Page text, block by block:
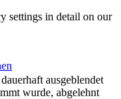
settings in detail on our
ausgeblendet
wurde, abgelehnt